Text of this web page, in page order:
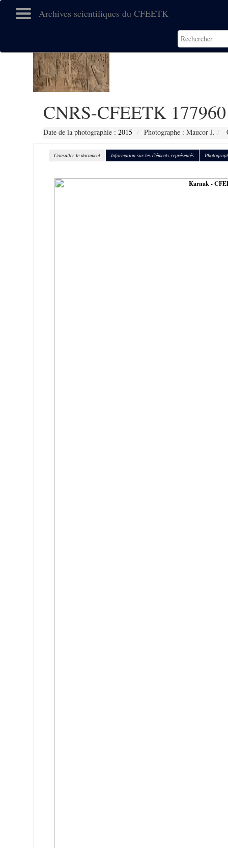
Archives scientifiques du CFEETK
CNRS-CFEETK 177960
Date de la photographie : 2015 Photographe : Maucor J.
Consulter le document Information sur les éléments représentés